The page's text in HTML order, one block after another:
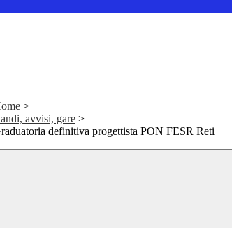
>
avvisi, gare >
definitiva progettista PON FESR Reti